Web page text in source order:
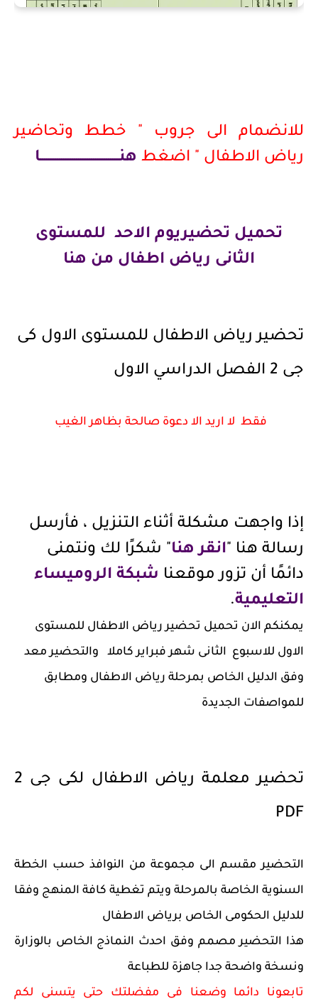
للانضمام الى جروب " خطط وتحاضير
رياض الاطفال " اضغط هنـــــــــــــــــــــــــــــــــــــا
تحميل تحضيريوم الاحد للمستوى
الثانى رياض اطفال من هنا
تحضير رياض الاطفال للمستوى الاول كى
جى 2 الفصل الدراسي الاول
فقط لا اريد الا دعوة صالحة بظاهر الغيب
إذا واجهت مشكلة أثناء التنزيل ، فأرسل
رسالة هنا "انقر هنا" شكرًا لك ونتمنى
دائمًا أن تزور موقعنا شبكة الروميساء
التعليمية.
يمكنكم الان تحميل تحضير رياض الاطفال للمستوى
الاول للاسبوع الثانى شهر فبراير كاملا والتحضير معد
وفق الدليل الخاص بمرحلة رياض الاطفال ومطابق
للمواصفات الجديدة
تحضير معلمة رياض الاطفال لكى جى 2
PDF
التحضير مقسم الى مجموعة من النوافذ حسب الخطة
السنوية الخاصة بالمرحلة ويتم تغطية كافة المنهج وفقا
للدليل الحكومى الخاص برياض الاطفال
هذا التحضير مصمم وفق احدث النماذج الخاص بالوزارة
ونسخة واضحة جدا جاهزة للطباعة
تابعونا دائما وضعنا فى مفضلتك حتى يتسنى لكم